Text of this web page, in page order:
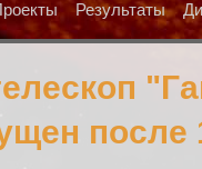
Результаты
после